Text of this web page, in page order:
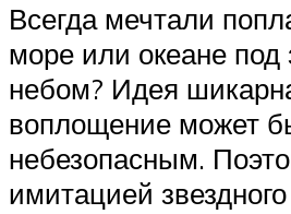
Всегда мечтали
море или океане под
небом? Идея
воплощение может
небезопасным.
имитацией